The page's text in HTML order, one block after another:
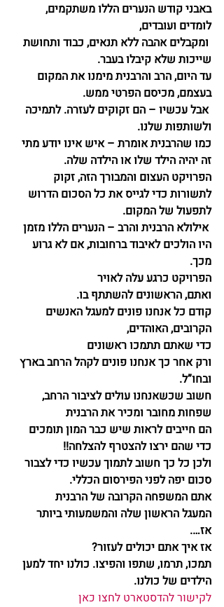
באבני קודש הנערים הללו משתקמים,
לומדים ועובדים,
ומקבלים אהבה ללא תנאים, כבוד ותחושת
שייכות שלא קיבלו בעבר.
עד היום, הרב והרבנית מימנו את המקום
בעצמם, מכיסם הפרטי ממש.
אבל עכשיו – הם זקוקים לעזרה. לתמיכה
ולשותפות שלנו.
כמו שהרבנית אומרת – איש אינו יודע מתי
זה יהיה הילד שלו או הילדה שלה.
הפרויקט העצום והמבורך הזה, זקוק
לתשורות כדי לגייס את כל הסכום הדרוש
לתפעול של המקום.
אילולא הרבנית והרב – הנערים הללו מזמן
היו הולכים לאיבוד ברחובות, אם לא גרוע
מכך.
הפרויקט כרגע עלה לאויר
ואתם, הראשונים להשתתף בו.
קודם כל אנחנו פונים למעגל האנשים
הקרובים, האוהדים,
כדי שאתם תתמכו ראשונים
ורק אחר כך אנחנו פונים לקהל הרחב בארץ
ובחו”ל.
חשוב שכשאנחנו עולים לציבור הרחב,
שפחות מחובר ומכיר את הרבנית
הם חייבים לראות שיש כבר המון תומכים
כדי שהם ירצו להצטרף להצלחה!!
ולכן כל כך חשוב לתמוך עכשיו כדי לצבור
סכום יפה לפני הפירסום הכללי.
אתם המשפחה הקרובה של הרבנית
המעגל הראשון שלה והמשמעותי ביותר
אז….
אז איך אתם יכולים לעזור?
תמכו, תרמו, שתפו והפיצו. כולנו יחד למען
הילדים של כולנו.
לקישור להדסטארט לחצו כאן